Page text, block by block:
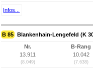
Infos...
B 85 Blankenhain-Lengefeld (K
Nr.
13.911
(8.049)
B-Rang
10.042
(7.638)